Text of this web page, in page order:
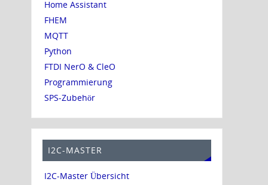
Home Assistant
FHEM
MQTT
Python
FTDI NerO & CleO
Programmierung
SPS-Zubehör
I2C-MASTER
I2C-Master Übersicht